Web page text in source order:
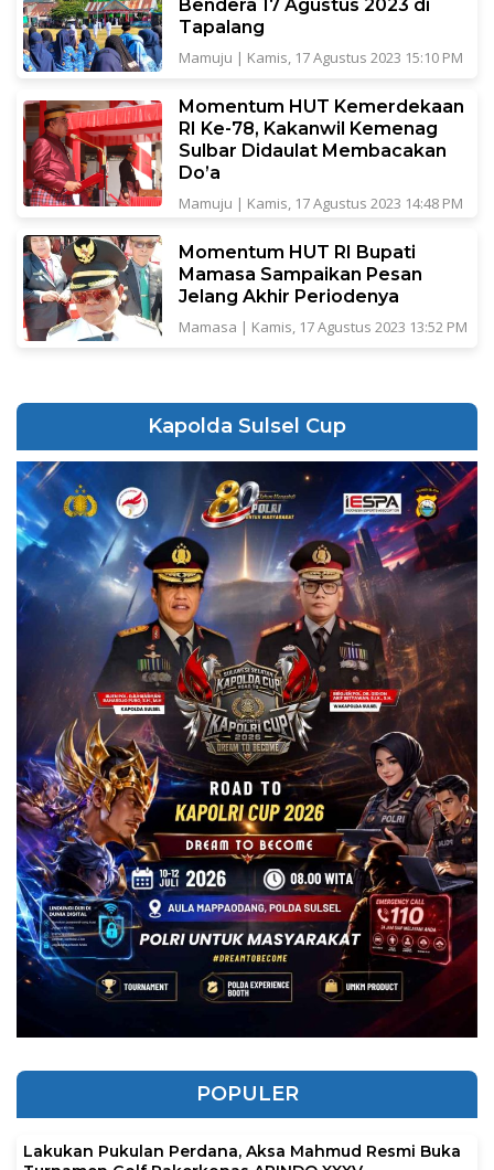
Bendera 17 Agustus 2023 di
Tapalang
Mamuju | Kamis, 17 Agustus 2023 15:10 PM
Momentum HUT Kemerdekaan
RI Ke-78, Kakanwil Kemenag
Sulbar Didaulat Membacakan
Do’a
Mamuju | Kamis, 17 Agustus 2023 14:48 PM
Momentum HUT RI Bupati
Mamasa Sampaikan Pesan
Jelang Akhir Periodenya
Mamasa | Kamis, 17 Agustus 2023 13:52 PM
Kapolda Sulsel Cup
POPULER
Lakukan Pukulan Perdana, Aksa Mahmud Resmi Buka